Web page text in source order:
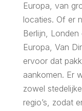
Europa, van
locaties. Of er
Berlijn,
Europa, Van
ervoor dat
aankomen. Er
zowel
regio’s, zodat